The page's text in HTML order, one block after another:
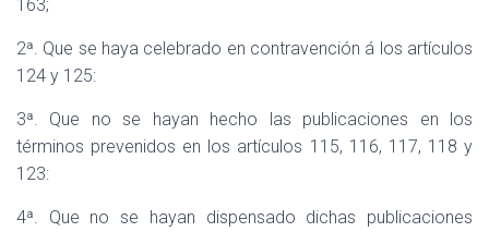
163;
2ª. Que se haya celebrado en contravención á los artículos
124 y 125:
3ª. Que no se hayan hecho las publicaciones en los
términos prevenidos en los artículos 115, 116, 117, 118 y
123:
4ª. Que no se hayan dispensado dichas publicaciones